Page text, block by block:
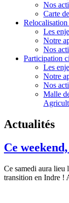
Nos
Carte
Les
Notre
Nos
Participation
Les
Notre
Nos
Malle
Actualités
Ce
Ce samedi aura lieu
transition en Indre !